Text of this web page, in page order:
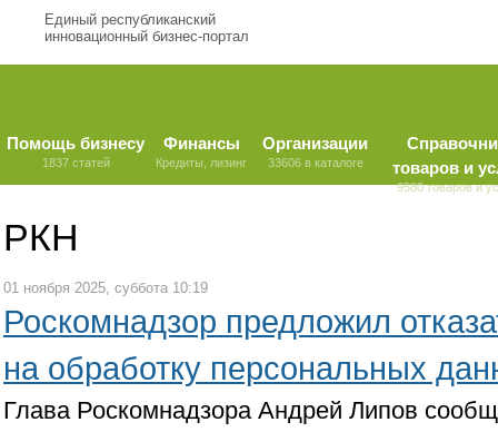
Единый республиканский
инновационный бизнес-портал
Помощь бизнесу
1837 статей
Финансы
Кредиты, лизинг
Организации
33606 в каталоге
товаров и
9580 товаров и
РКН
01 ноября 2025, суббота 10:19
Роскомнадзор предложил
на обработку персональных
Глава Роскомнадзора Андрей Липов